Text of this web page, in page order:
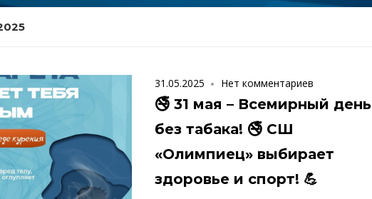
31.05.2025 Нет комментариев
🚭 31 мая – Всемирный день
без табака! 🚭 СШ
«Олимпиец» выбирает
здоровье и спорт! 💪